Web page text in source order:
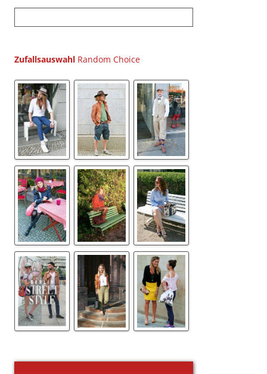
u
h
Zufallsauswahl